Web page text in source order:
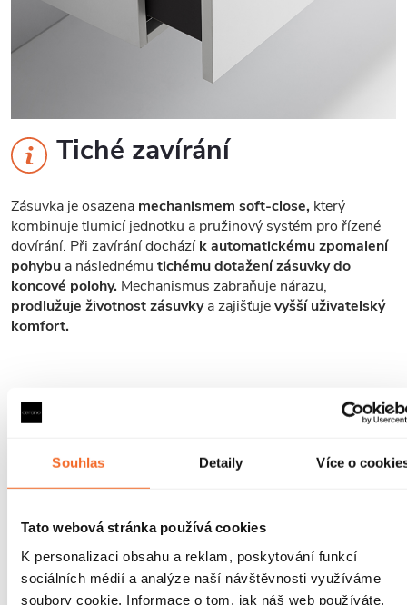
Souhlas Detaily Více o
Tato webová stránka používá cookies
K personalizaci obsahu a reklam, poskytování funkcí
sociálních médií a analýze naší návštěvnosti využíváme
soubory cookie. Informace o tom, jak náš web používáte,
Tiché zavírání
Zásuvka je osazena mechanismem soft-close, který
kombinuje tlumicí jednotku a pružinový systém pro řízené
dovírání. Při zavírání docházík automatickému zpomalení
pohybu a následnému tichému dotaženízásuvky do
koncové polohy. Mechanismus zabraňuje nárazu,
prodlužuje životnost zásuvkya zajišťujevyšší uživatelský
komfort.
Způsob instalace
Skříňka je určena k montáži na zeďa je vybavena
umístěným na korpusu skříňky
umyvadlového sifonu.